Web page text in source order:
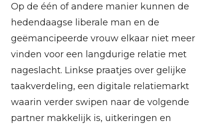
Op de één of andere manier kunnen de
hedendaagse liberale man en de
geëmancipeerde vrouw elkaar niet meer
vinden voor een langdurige relatie met
nageslacht. Linkse praatjes over gelijke
taakverdeling, een digitale relatiemarkt
waarin verder swipen naar de volgende
partner makkelijk is, uitkeringen en